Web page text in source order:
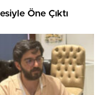
Öne Çıktı